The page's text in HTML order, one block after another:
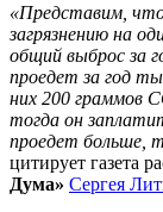
«Представим, что
загрязнению на
общий выброс за
проедет за год
них 200 граммов
тогда он
проедет больше,
цитирует газета
Дума» Сергея